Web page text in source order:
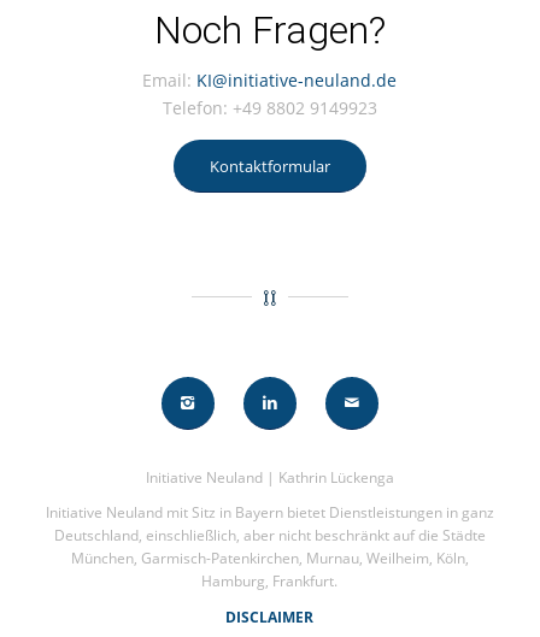
Noch Fragen?
Email: KI@initiative-neuland.de
Telefon: +49 8802 9149923
Kontaktformular
Initiative Neuland | Kathrin Lückenga
Initiative Neuland mit Sitz in Bayern bietet Dienstleistungen in ganz
Deutschland, einschließlich, aber nicht beschränkt auf die Städte
München, Garmisch-Patenkirchen, Murnau, Weilheim, Köln,
Hamburg, Frankfurt.
DISCLAIMER